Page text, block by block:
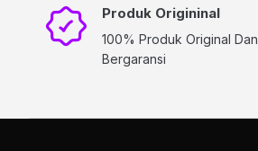
Produk Origininal
100% Produk Original Dan
Bergaransi